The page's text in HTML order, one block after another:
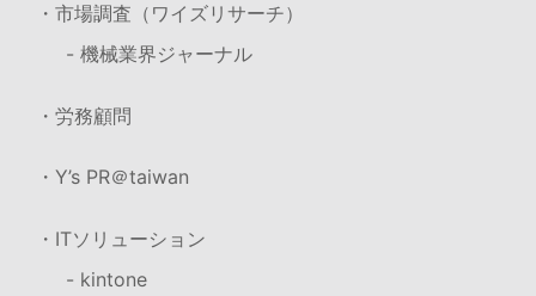
・市場調査（ワイズリサーチ）
- 機械業界ジャーナル
・労務顧問
・Y’s PR＠taiwan
・ITソリューション
- kintone